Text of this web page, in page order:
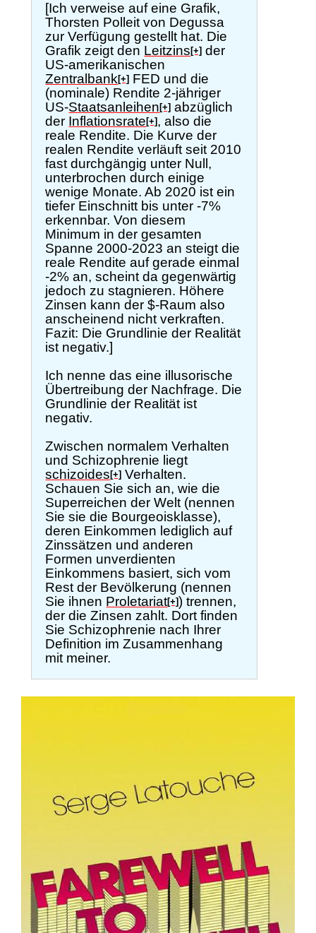
[Ich verweise auf eine Grafik,
Thorsten Polleit von Degussa
zur Verfügung gestellt hat. Die
Grafik zeigt den Leitzins[+] der
US-amerikanischen
Zentralbank[+] FED und die
(nominale) Rendite 2-jähriger
US-Staatsanleihen[+] abzüglich
der Inflationsrate[+] , also die
reale Rendite. Die Kurve der
realen Rendite verläuft seit 2010
fast durchgängig unter Null,
unterbrochen durch einige
wenige Monate. Ab 2020 ist ein
tiefer Einschnitt bis unter -7%
erkennbar. Von diesem
Minimum in der gesamten
Spanne 2000-2023 an steigt die
reale Rendite auf gerade einmal
-2% an, scheint da gegenwärtig
jedoch zu stagnieren. Höhere
Zinsen kann der $-Raum also
anscheinend nicht verkraften.
Fazit: Die Grundlinie der Realität
ist negativ.]
Ich nenne das eine illusorische
Übertreibung der Nachfrage. Die
Grundlinie der Realität ist
negativ.
Zwischen normalem Verhalten
und Schizophrenie liegt
schizoides[+] Verhalten.
Schauen Sie sich an, wie die
Superreichen der Welt (nennen
Sie sie die Bourgeoisklasse),
deren Einkommen lediglich auf
Zinssätzen und anderen
Formen unverdienten
Einkommens basiert, sich vom
Rest der Bevölkerung (nennen
Sie ihnen Proletariat[+]) trennen,
der die Zinsen zahlt. Dort finden
Sie Schizophrenie nach Ihrer
Definition im Zusammenhang
mit meiner.